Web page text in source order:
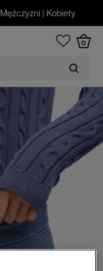
Mężczyzni | Kobiety
0